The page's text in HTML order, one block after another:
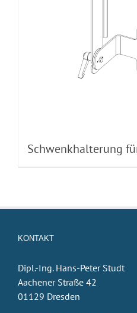
Schwenkhalterung
KONTAKT
Dipl.-Ing. Hans-Peter Studt
Aachener Straße 42
01129 Dresden